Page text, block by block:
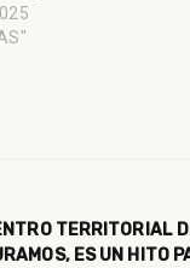
TERRITORIAL
ES UN HITO